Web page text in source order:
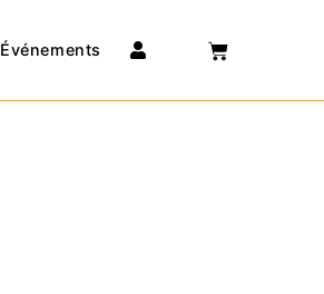
Événements
Connexion